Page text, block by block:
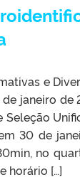
e
janeiro
30 de
no
horário […]